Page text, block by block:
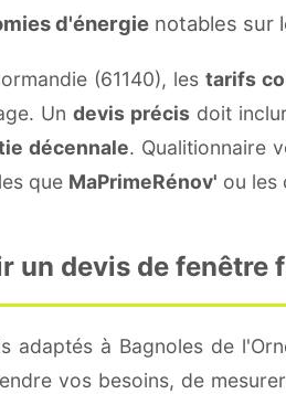
d'énergie notables sur
(61140), lestarifs
Un devis précis doit
décennale. Qualitionnaire
que MaPrimeRénov' ou les
un devis de fenêtre
adaptés à Bagnoles de
vos besoins, de